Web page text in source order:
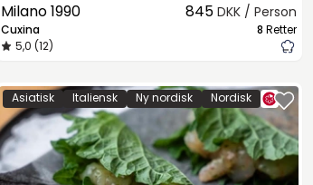
Milano 1990
Cuxina
5,0 (12)
845 DKK / Person
8 Retter
Asiatisk Italiensk Ny nordisk Nordisk